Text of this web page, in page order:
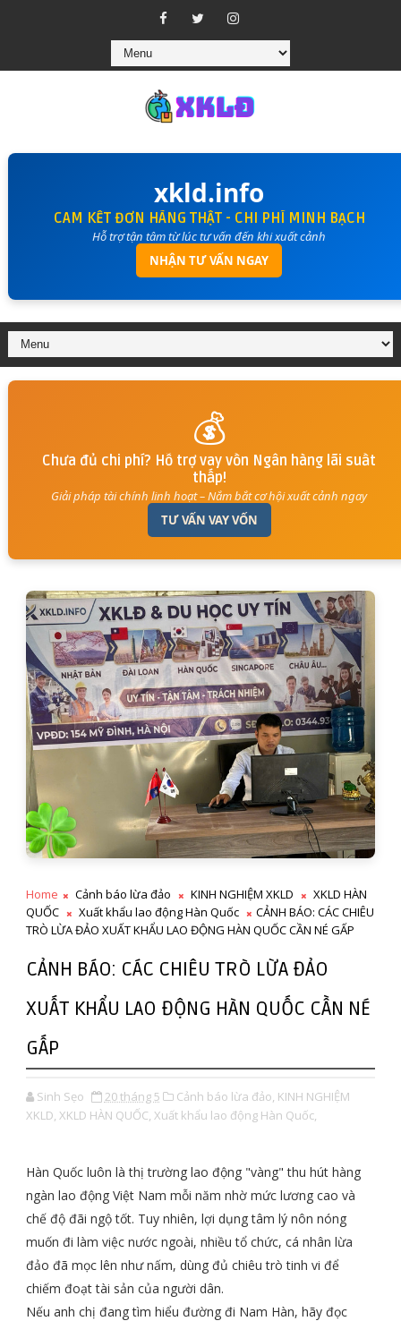
xkld.info
CAM KẾT ĐƠN HÀNG THẬT - CHI PHÍ MINH BẠCH
Hỗ trợ tận tâm từ lúc tư vấn đến khi xuất cảnh
NHẬN TƯ VẤN NGAY
💰
Chưa đủ chi phí? Hỗ trợ vay vốn Ngân hàng lãi suất
thấp!
Giải pháp tài chính linh hoạt – Nắm bắt cơ hội xuất cảnh ngay
TƯ VẤN VAY VỐN
Home Cảnh báo lừa đảo KINH NGHIỆM XKLD
XKLD HÀN
QUỐC
Xuất khẩu lao động Hàn Quốc
CẢNH BÁO: CÁC CHIÊU
TRÒ LỪA ĐẢO XUẤT KHẨU LAO ĐỘNG HÀN QUỐC CẦN NÉ GẤP
CẢNH BÁO: CÁC CHIÊU TRÒ LỪA ĐẢO
XUẤT KHẨU LAO ĐỘNG HÀN QUỐC CẦN NÉ
GẤP
Sinh Sẹo 20 tháng 5 Cảnh báo lừa đảo, KINH NGHIỆM
XKLD, XKLD HÀN QUỐC, Xuất khẩu lao động Hàn Quốc,
Hàn Quốc luôn là thị trường lao động "vàng" thu hút hàng
ngàn lao động Việt Nam mỗi năm nhờ mức lương cao và
chế độ đãi ngộ tốt. Tuy nhiên, lợi dụng tâm lý nôn nóng
muốn đi làm việc nước ngoài, nhiều tổ chức, cá nhân lừa
đảo đã mọc lên như nấm, dùng đủ chiêu trò tinh vi để
chiếm đoạt tài sản của người dân.
Nếu anh chị đang tìm hiểu đường đi Nam Hàn, hãy đọc